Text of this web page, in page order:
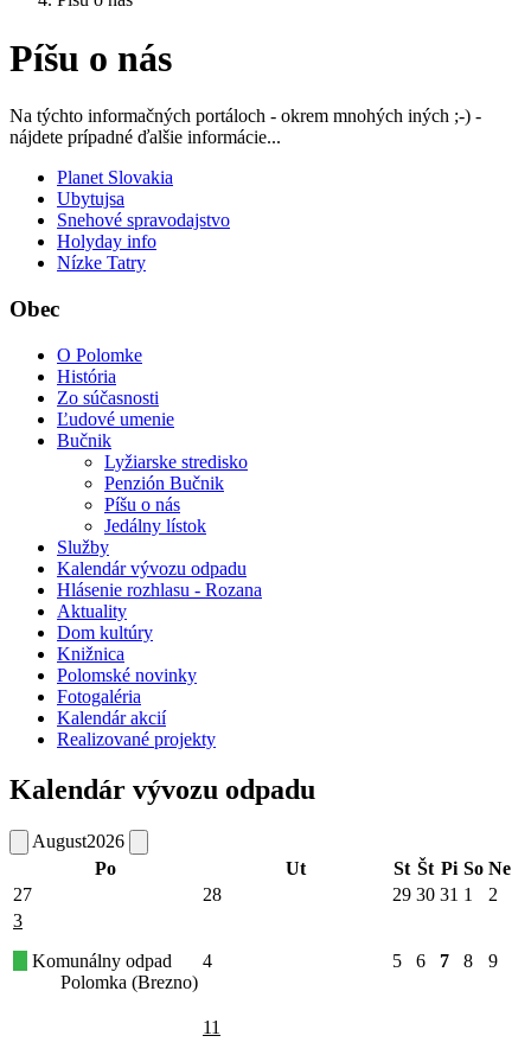
Píšu o nás
Na týchto informačných portáloch - okrem mnohých iných ;-) -
nájdete prípadné ďalšie informácie...
Planet Slovakia
Ubytujsa
Snehové spravodajstvo
Holyday info
Nízke Tatry
Obec
O Polomke
História
Zo súčasnosti
Ľudové umenie
Bučnik
Lyžiarske stredisko
Penzión Bučnik
Píšu o nás
Jedálny lístok
Služby
Kalendár vývozu odpadu
Hlásenie rozhlasu - Rozana
Aktuality
Dom kultúry
Knižnica
Polomské novinky
Fotogaléria
Kalendár akcií
Realizované projekty
Kalendár vývozu odpadu
August2026
Po
Ut St Št Pi So Ne
27
28 29 30 31 1
2
3
Komunálny odpad
Polomka (Brezno)
4 5 6 7 8 9
11